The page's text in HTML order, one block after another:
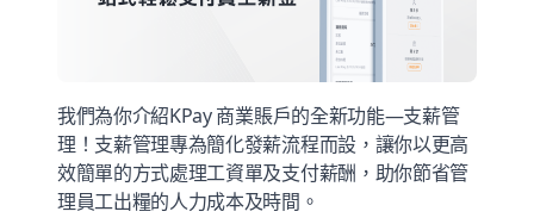
我們為你介紹KPay 商業賬戶的全新功能—支薪管
理！支薪管理專為簡化發薪流程而設，讓你以更高
效簡單的方式處理工資單及支付薪酬，助你節省管
理員工出糧的人力成本及時間。